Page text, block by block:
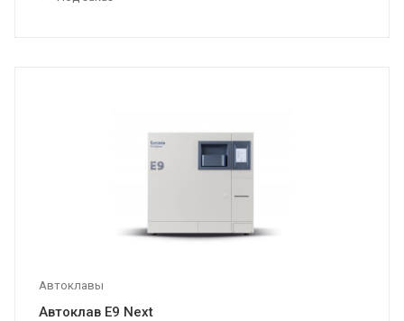
Автоклавы
Автоклав E9 Next